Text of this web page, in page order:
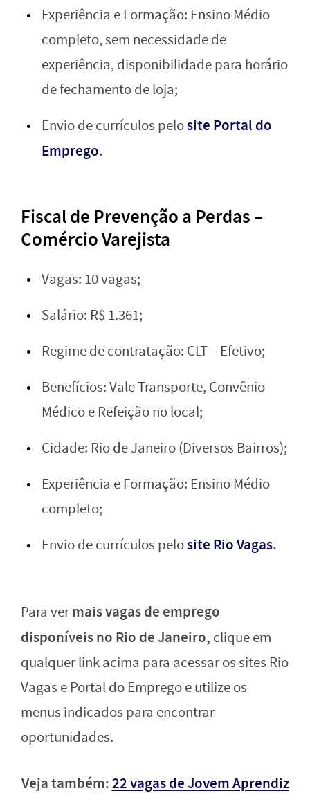
Experiência e Formação: Ensino Médio
completo, sem necessidade de
experiência, disponibilidade para horário
de fechamento de loja;
Envio de currículos pelosite Portal do
Emprego.
Fiscal de Prevenção a Perdas –
Comércio Varejista
Vagas: 10 vagas;
Salário: R$ 1.361;
Regime de contratação: CLT – Efetivo;
Benefícios: Vale Transporte, Convênio
Médico e Refeição no local;
Cidade: Rio de Janeiro (Diversos Bairros);
Experiência e Formação: Ensino Médio
completo;
Envio de currículos pelosite Rio Vagas.
Para vermais vagas de emprego
disponíveis no Rio de Janeiro, clique em
qualquer link acima para acessar os sites Rio
Vagas e Portal do Emprego e utilize os
menus indicados para encontrar
oportunidades.
Veja também:22 vagas de Jovem Aprendiz